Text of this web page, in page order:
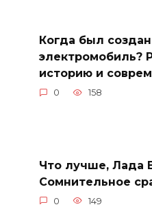
Когда был
электромобиль?
историю и
0 158
Что лучше, Лада
Сомнительное
0 149